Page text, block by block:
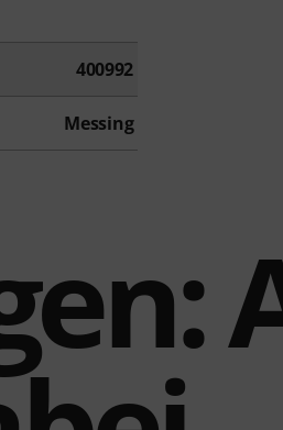
400992
Messing